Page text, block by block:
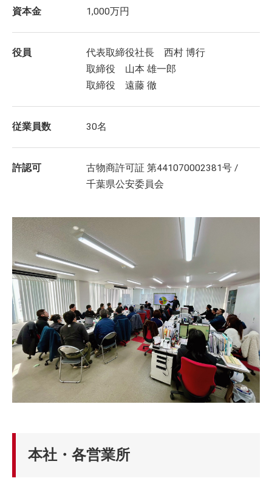
資本金 1,000万円
役員
代表取締役社長 西村 博行
取締役 山本 雄一郎
取締役 遠藤 徹
従業員数 30名
許認可
古物商許可証 第441070002381号 /
千葉県公安委員会
本社・各営業所